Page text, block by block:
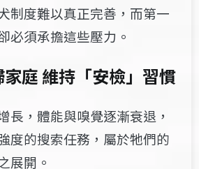
制度難以真正完善，而第一
必須承擔這些壓力。
庭 維持「安檢」習慣
長，體能與嗅覺逐漸衰退，
度的搜索任務，屬於牠們的
展開。